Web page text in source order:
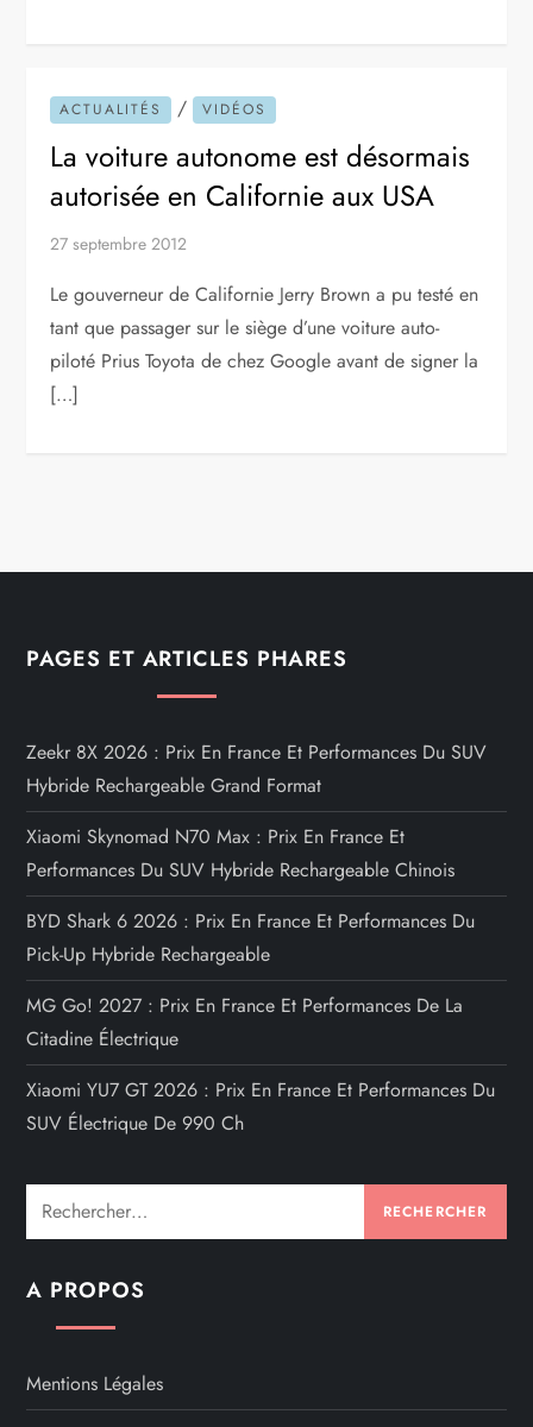
ACTUALITÉS / VIDÉOS
La voiture autonome est désormais
autorisée en Californie aux USA
27 septembre 2012
Le gouverneur de Californie Jerry Brown a pu testé en
tant que passager sur le siège d’une voiture auto-
piloté Prius Toyota de chez Google avant de signer la
[…]
PAGES ET ARTICLES PHARES
Zeekr 8X 2026 : Prix En France Et Performances Du SUV
Hybride Rechargeable Grand Format
Xiaomi Skynomad N70 Max : Prix En France Et
Performances Du SUV Hybride Rechargeable Chinois
BYD Shark 6 2026 : Prix En France Et Performances Du
Pick-Up Hybride Rechargeable
MG Go! 2027 : Prix En France Et Performances De La
Citadine Électrique
Xiaomi YU7 GT 2026 : Prix En France Et Performances Du
SUV Électrique De 990 Ch
Rechercher :
A PROPOS
Mentions Légales